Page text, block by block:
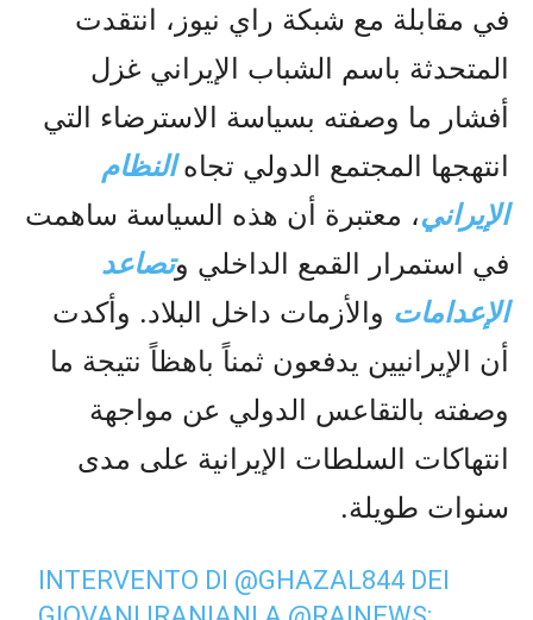
في مقابلة مع شبكة راي نيوز، انتقدت
المتحدثة باسم الشباب الإيراني غزل
أفشار ما وصفته بسياسة الاسترضاء التي
انتهجها المجتمع الدولي تجاهالنظام
الإيراني، معتبرة أن هذه السياسة ساهمت
في استمرار القمع الداخلي وتصاعد
الإعدامات والأزمات داخل البلاد. وأكدت
أن الإيرانيين يدفعون ثمناً باهظاً نتيجة ما
وصفته بالتقاعس الدولي عن مواجهة
انتهاكات السلطات الإيرانية على مدى
سنوات طويلة.
INTERVENTO DI @GHAZAL844 DEI